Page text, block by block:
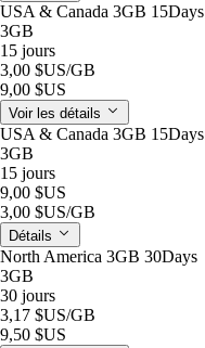
USA & Canada 3GB 15Days
3GB
15 jours
3,00 $US/GB
9,00 $US
Voir les détails
USA & Canada 3GB 15Days
3GB
15 jours
9,00 $US
3,00 $US/GB
Détails
North America 3GB 30Days
3GB
30 jours
3,17 $US/GB
9,50 $US